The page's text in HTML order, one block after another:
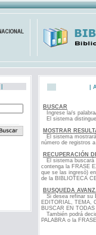
BUSCAR
Ingrese la/s
El sistema
MOSTRAR
El sistema
número de registros
RECUPERACIÓN
El sistema buscará
contenga la FRASE
que se las ingresó)
de la BIBLIOTECA
BUSQUEDA
Si desea refinar su
EDITORIAL, TEMA,
BUSCAR EN
También podrá
PALABRA o la